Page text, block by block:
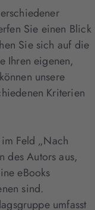
Sie einen Blick
Sie sich auf die
Ihren eigenen,
unsere
Kriterien
Feld „Nach
des Autors aus,
eBooks
sind.
umfasst